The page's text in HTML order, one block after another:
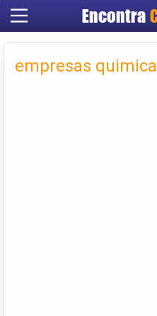
Encontra
empresas